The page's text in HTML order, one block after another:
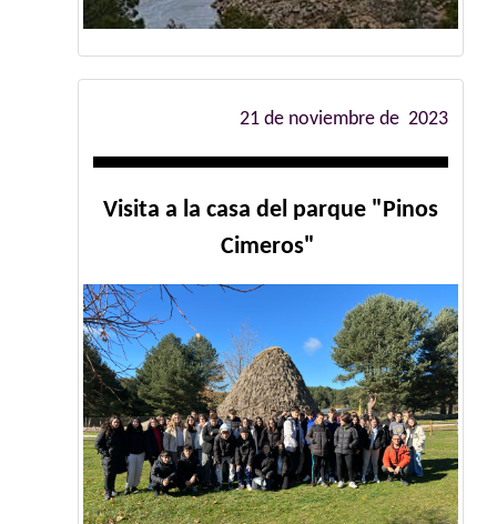
21 de noviembre de 2023
Visita a la casa del parque "Pinos
Cimeros"